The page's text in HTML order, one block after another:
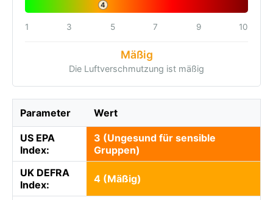
4
1 3 5 7 9 10
Mäßig
Die Luftverschmutzung ist mäßig
Parameter Wert
US EPA
Index:
3 (Ungesund für sensible
Gruppen)
UK DEFRA
Index:
4 (Mäßig)